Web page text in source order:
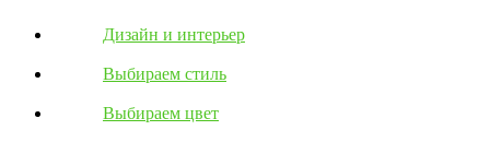
Дизайн и интерьер
Выбираем стиль
Выбираем цвет